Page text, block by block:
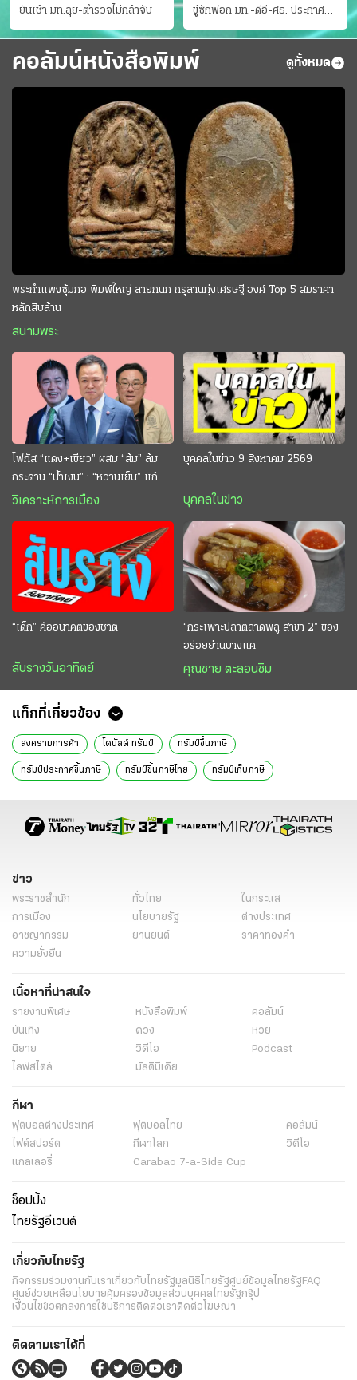
ยันเช้า มท.ลุย-ตำรวจไม่กล้าจับ
ขู่ซักฟอก มท.-ดีอี-ศธ. ประกาศ
บัญชีท้องถิ่น
คอลัมน์หนังสือพิมพ์ ดูทั้งหมด
พระกำแพงซุ้มกอ พิมพ์ใหญ่ ลายกนก กรุลานทุ่งเศรษฐี องค์ Top 5 สมราคา
หลักสิบล้าน
สนามพระ
โฟกัส “แดง+เขียว” ผสม “ส้ม” ล้ม
กระดาน “นํ้าเงิน” : “หวานเย็น” แก้
กระหาย “อนุทิน” ดักตีกินสบาย
วิเคราะห์การเมือง
บุคคลในข่าว 9 สิงหาคม 2569
บุคคลในข่าว
“เด็ก” คืออนาคตของชาติ
สับรางวันอาทิตย์
“กระเพาะปลาตลาดพลู สาขา 2” ของ
อร่อยย่านบางแค
คุณชาย ตะลอนชิม
แท็กที่เกี่ยวข้อง
สงครามการค้า โดนัลด์ ทรัมป์ ทรัมป์ขึ้นภาษี
ทรัมป์ประกาศขึ้นภาษี ทรัมป์ขึ้นภาษีไทย ทรัมป์เก็บภาษี
ภาษีสหรัฐอเมริกา สหรัฐอเมริกาขึ้นภาษี ลงทุนในสหรัฐฯ
ไทยรัฐฉบับพิมพ์
ข่าว
พระราชสำนัก ทั่วไทย
ในกระแส
การเมือง
นโยบายรัฐ
ต่างประเทศ
อาชญากรรม
ยานยนต์
ราคาทองคำ
ความยั่งยืน
เนื้อหาที่น่าสนใจ
รายงานพิเศษ หนังสือพิมพ์
คอลัมน์
บันเทิง
ดวง
หวย
นิยาย
วิดีโอ
Podcast
ไลฟ์สไตล์
มัลติมีเดีย
กีฬา
ฟุตบอลต่่างประเทศ ฟุตบอลไทย
คอลัมน์
ไฟต์สปอร์ต
กีฬาโลก
วิดีโอ
แกลเลอรี่
Carabao 7-a-Side Cup
ช็อปปิ้ง
ไทยรัฐอีเวนต์
เกี่ยวกับไทยรัฐ
กิจกรรมร่วมงานกับเราเกี่ยวกับไทยรัฐมูลนิธิไทยรัฐศูนย์ข้อมูลไทยรัฐFAQ
ศูนย์ช่วยเหลือนโยบายคุ้มครองข้อมูลส่วนบุคคลไทยรัฐกรุ๊ป
เงื่อนไขข้อตกลงการใช้บริการติดต่อเราติดต่อโฆษณา
ติดตามเราได้ที่